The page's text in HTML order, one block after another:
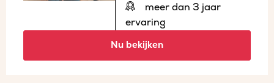
meer dan 3 jaar
ervaring
Nu bekijken